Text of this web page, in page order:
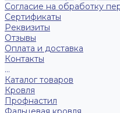
Согласие на обработку
Сертификаты
Реквизиты
Отзывы
Оплата и доставка
Контакты
...
Каталог товаров
Кровля
Профнастил